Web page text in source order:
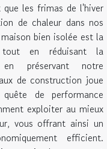
les frimas de l'hiver
de chaleur dans nos
bien isolée est la
en réduisant la
préservant notre
de construction joue
de performance
exploiter au mieux
vous offrant ainsi un
efficient.